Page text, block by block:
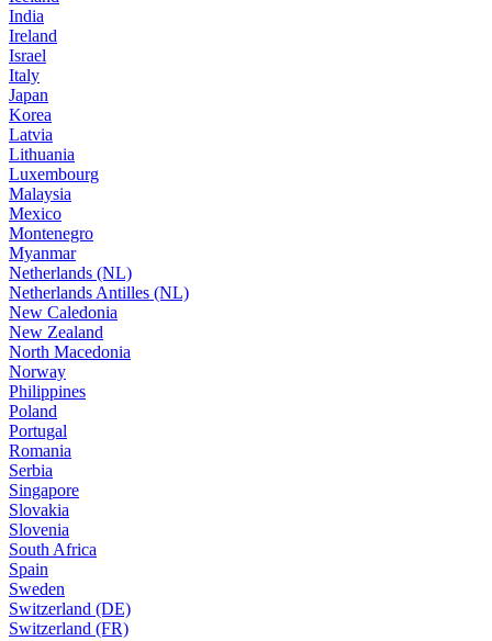
India
Ireland
Israel
Italy
Japan
Korea
Latvia
Lithuania
Luxembourg
Malaysia
Mexico
Montenegro
Myanmar
Netherlands (NL)
Netherlands Antilles (NL)
New Caledonia
New Zealand
North Macedonia
Norway
Philippines
Poland
Portugal
Romania
Serbia
Singapore
Slovakia
Slovenia
South Africa
Spain
Sweden
Switzerland (DE)
Switzerland (FR)